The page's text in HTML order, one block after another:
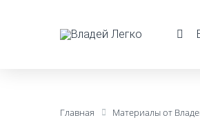
Главная Материалы от